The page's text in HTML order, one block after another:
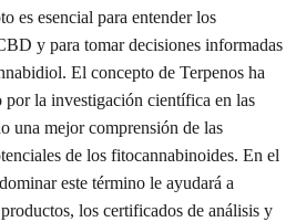
es esencial para entender los
y para tomar decisiones informadas
El concepto de Terpenos ha
la investigación científica en las
una mejor comprensión de las
de los fitocannabinoides. En el
este término le ayudará a
los certificados de análisis y